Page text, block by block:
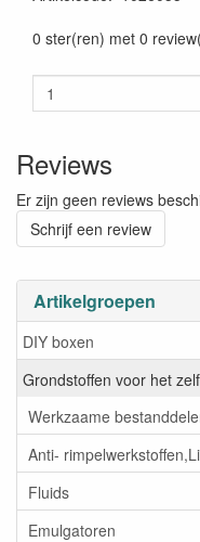
Artikelgroepen
DIY boxen
Grondstoffen voor het
Werkzaame
Anti-
Fluids
Emulgatoren
0 ster(ren) met 0
Reviews
Er zijn geen reviews
Schrijf een review